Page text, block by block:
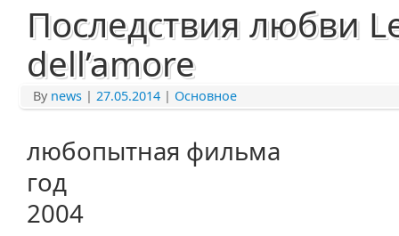
Последствия любви
dell’amore
By news | 27.05.2014 | Основное
любопытная фильма
год
2004